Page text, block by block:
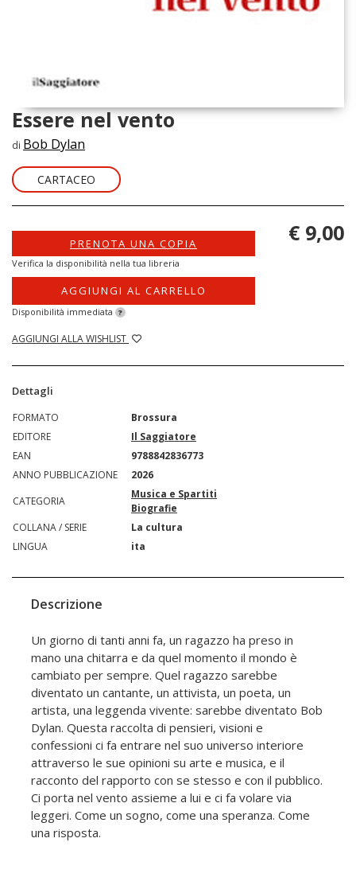
Essere nel vento
di Bob Dylan
CARTACEO
PRENOTA UNA COPIA
Verifica la disponibilità nella tua libreria
AGGIUNGI AL CARRELLO
Disponibilità immediata ?
AGGIUNGI ALLA WISHLIST
€ 9,00
Dettagli
FORMATO
Brossura
EDITORE
Il Saggiatore
EAN
9788842836773
ANNO PUBBLICAZIONE
2026
CATEGORIA
Musica e Spartiti
Biografie
COLLANA / SERIE
La cultura
LINGUA
ita
Descrizione
Un giorno di tanti anni fa, un ragazzo ha preso in
mano una chitarra e da quel momento il mondo è
cambiato per sempre. Quel ragazzo sarebbe
diventato un cantante, un attivista, un poeta, un
artista, una leggenda vivente: sarebbe diventato Bob
Dylan. Questa raccolta di pensieri, visioni e
confessioni ci fa entrare nel suo universo interiore
attraverso le sue opinioni su arte e musica, e il
racconto del rapporto con se stesso e con il pubblico.
Ci porta nel vento assieme a lui e ci fa volare via
leggeri. Come un sogno, come una speranza. Come
una risposta.